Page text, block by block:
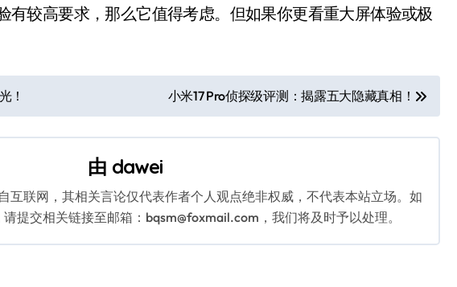
有较高要求，那么它值得考虑。但如果你更看重大屏体验或极
！ 小米17 Pro侦探级评测：揭露五大隐藏真相！
由 dawei
互联网，其相关言论仅代表作者个人观点绝非权威，不代表本站立场。如
提交相关链接至邮箱：bqsm@foxmail.com，我们将及时予以处理。